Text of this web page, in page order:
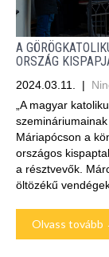
A
ORSZÁG
2024.03.11. |
„A magyar
Máriapócson a
országos
a résztvevők.
öltözékű
Olvass tovább